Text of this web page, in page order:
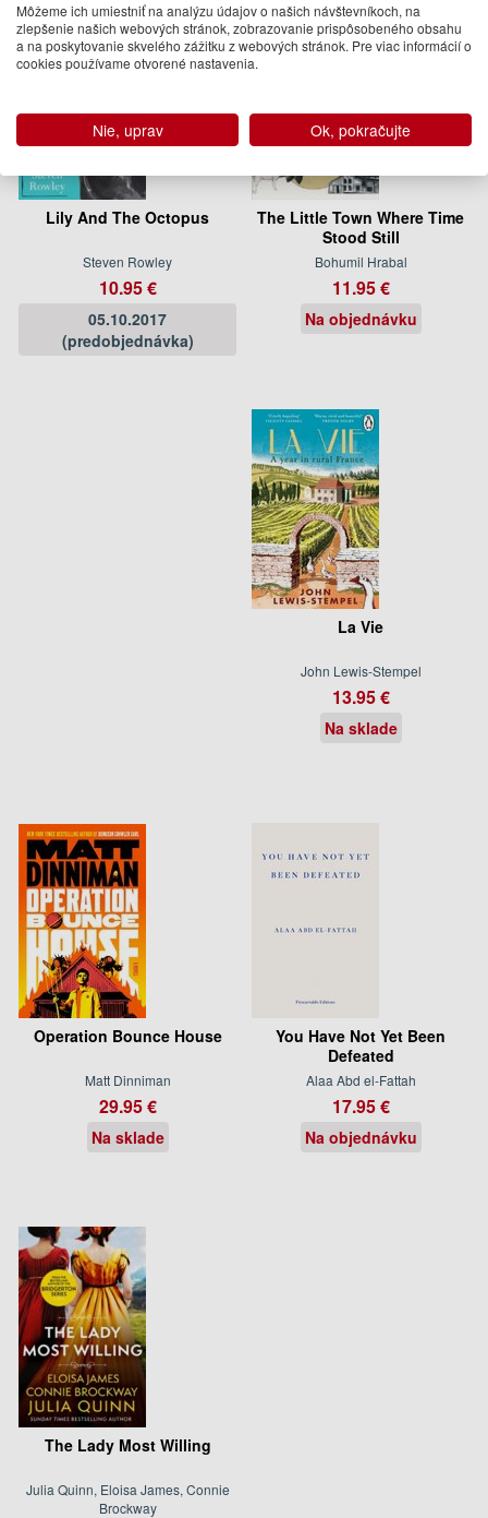
Lily And The Octopus
Steven Rowley
10.95 €
05.10.2017
(predobjednávka)
The Little Town Where Time
Stood Still
Bohumil Hrabal
11.95 €
Na objednávku
La Vie
John Lewis-Stempel
13.95 €
Na sklade
Operation Bounce House
Matt Dinniman
29.95 €
Na sklade
You Have Not Yet Been
Defeated
Alaa Abd el-Fattah
17.95 €
Na objednávku
The Lady Most Willing
Julia Quinn, Eloisa James, Connie
Brockway
Môžeme ich umiestniť na analýzu údajov o našich návštevníkoch, na
zlepšenie našich webových stránok, zobrazovanie prispôsobeného obsahu
a na poskytovanie skvelého zážitku z webových stránok. Pre viac informácií o
cookies používame otvorené nastavenia.
Nie, uprav Ok, pokračujte